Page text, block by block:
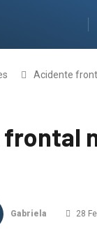
Acidente
Gabriela 28